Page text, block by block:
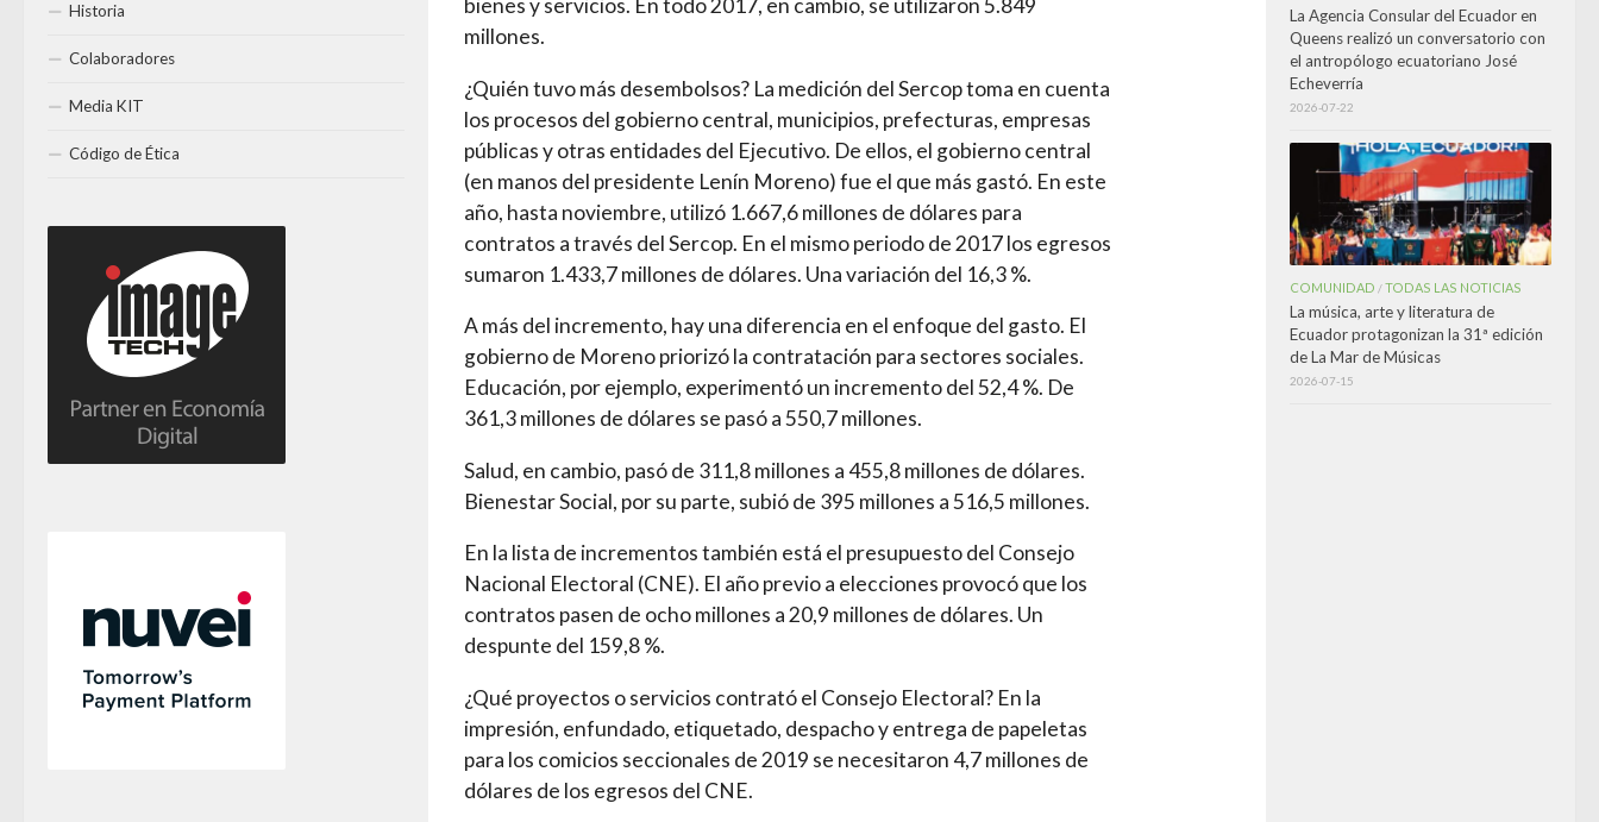
bienes y servicios. En todo 2017, en cambio, se utilizaron 5.849
millones.
¿Quién tuvo más desembolsos? La medición del Sercop toma en cuenta
los procesos del gobierno central, municipios, prefecturas, empresas
públicas y otras entidades del Ejecutivo. De ellos, el gobierno central
(en manos del presidente Lenín Moreno) fue el que más gastó. En este
año, hasta noviembre, utilizó 1.667,6 millones de dólares para
contratos a través del Sercop. En el mismo periodo de 2017 los egresos
sumaron 1.433,7 millones de dólares. Una variación del 16,3 %.
A más del incremento, hay una diferencia en el enfoque del gasto. El
gobierno de Moreno priorizó la contratación para sectores sociales.
Educación, por ejemplo, experimentó un incremento del 52,4 %. De
361,3 millones de dólares se pasó a 550,7 millones.
Salud, en cambio, pasó de 311,8 millones a 455,8 millones de dólares.
Bienestar Social, por su parte, subió de 395 millones a 516,5 millones.
En la lista de incrementos también está el presupuesto del Consejo
Nacional Electoral (CNE). El año previo a elecciones provocó que los
contratos pasen de ocho millones a 20,9 millones de dólares. Un
despunte del 159,8 %.
¿Qué proyectos o servicios contrató el Consejo Electoral? En la
impresión, enfundado, etiquetado, despacho y entrega de papeletas
para los comicios seccionales de 2019 se necesitaron 4,7 millones de
dólares de los egresos del CNE.
Historia
Colaboradores
Media KIT
Código de Ética
La Agencia Consular del Ecuador en
Queens realizó un conversatorio con
el antropólogo ecuatoriano José
Echeverría
2026-07-22
COMUNIDAD /TODAS LAS NOTICIAS
La música, arte y literatura de
Ecuador protagonizan la 31ª edición
de La Mar de Músicas
2026-07-15